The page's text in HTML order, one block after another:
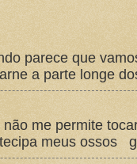
parece que
a parte longe
me permite
meus ossos